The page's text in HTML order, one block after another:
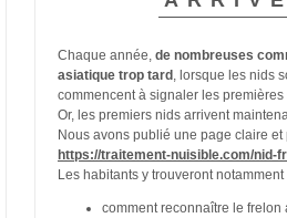
Chaque année, de nombreuses
asiatique trop tard , lorsque les nids
commencent à signaler les premières
Or, les premiers nids arrivent
Nous avons publié une page claire
https://traitement-nuisible.com/nid-
Les habitants y trouveront notamment
comment reconnaître le frelon